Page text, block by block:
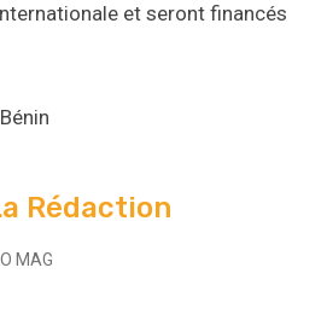
et seront financés
Rédaction
MAG